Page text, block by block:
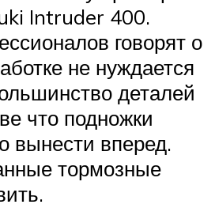
Intruder 400.
говорят о
не нуждается
деталей
что подножки
вынести вперед.
тормозные